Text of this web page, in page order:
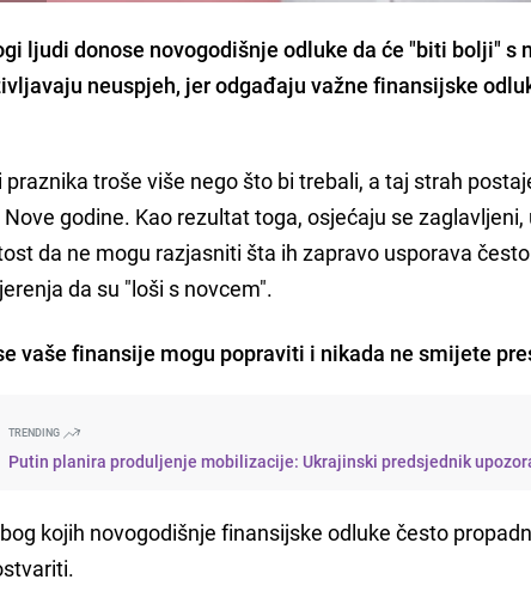
ljudi donose novogodišnje odluke da će "biti bolji" s
neuspjeh, jer odgađaju važne finansijske
praznika troše više nego što bi trebali, a taj strah
godine. Kao rezultat toga, osjećaju se
da ne mogu razjasniti šta ih zapravo usporava
da su "loši s novcem".
vaše finansije mogu popraviti i nikada ne smijete
TRENDING
Putin planira produljenje mobilizacije: Ukrajinski predsjednik
kojih novogodišnje finansijske odluke često